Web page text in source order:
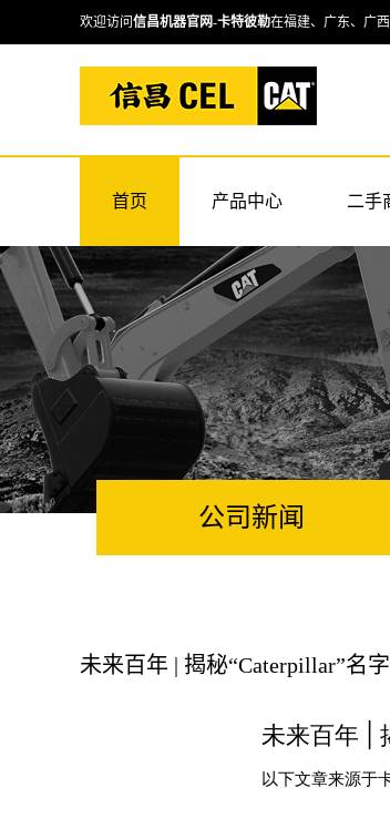
欢迎访问 信昌机器官网-卡特彼勒在福建、广东、广
首页 产品中心 二手
公司新闻
未来百年 | 揭秘“Caterpillar”名